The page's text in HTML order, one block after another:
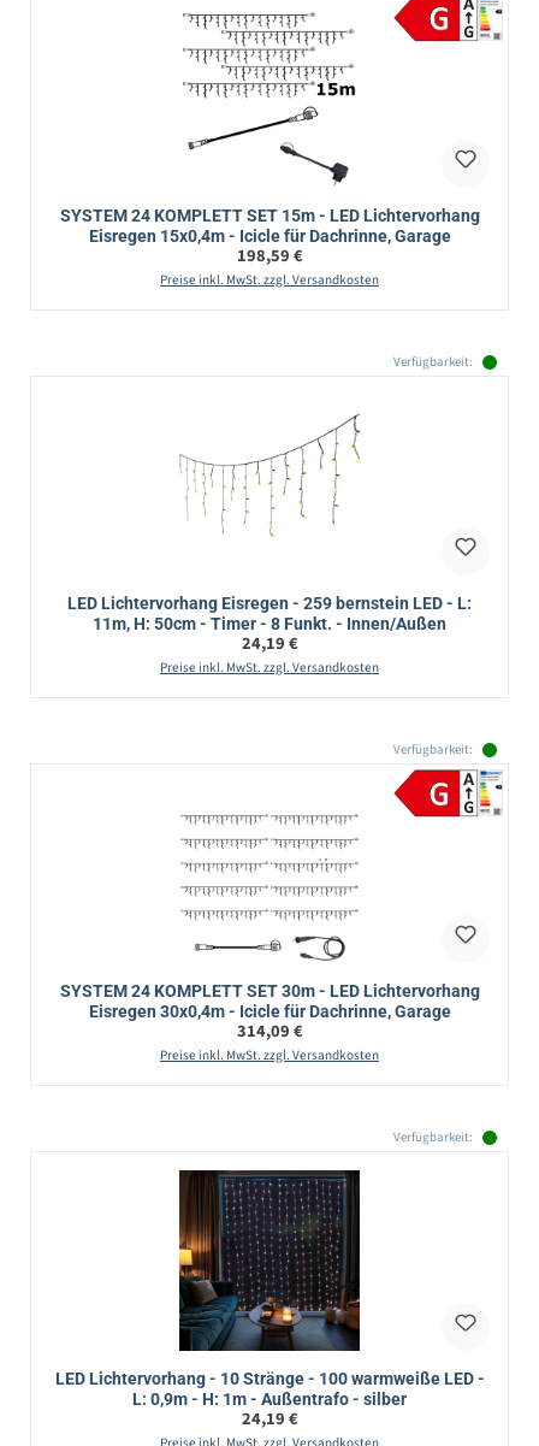
SYSTEM 24 KOMPLETT SET 15m - LED Lichtervorhang
Eisregen 15x0,4m - Icicle für Dachrinne, Garage
Regulärer Preis:
198,59 €
Preise inkl. MwSt. zzgl. Versandkosten
Verfügbarkeit:
LED Lichtervorhang Eisregen - 259 bernstein LED - L:
11m, H: 50cm - Timer - 8 Funkt. - Innen/Außen
Regulärer Preis:
24,19 €
Preise inkl. MwSt. zzgl. Versandkosten
Verfügbarkeit:
SYSTEM 24 KOMPLETT SET 30m - LED Lichtervorhang
Eisregen 30x0,4m - Icicle für Dachrinne, Garage
Regulärer Preis:
314,09 €
Preise inkl. MwSt. zzgl. Versandkosten
Verfügbarkeit:
LED Lichtervorhang - 10 Stränge - 100 warmweiße LED -
L: 0,9m - H: 1m - Außentrafo - silber
Regulärer Preis:
24,19 €